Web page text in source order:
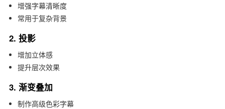
增强字幕清晰度
常用于复杂背景
2. 投影
增加立体感
提升层次效果
3. 渐变叠加
制作高级色彩字幕